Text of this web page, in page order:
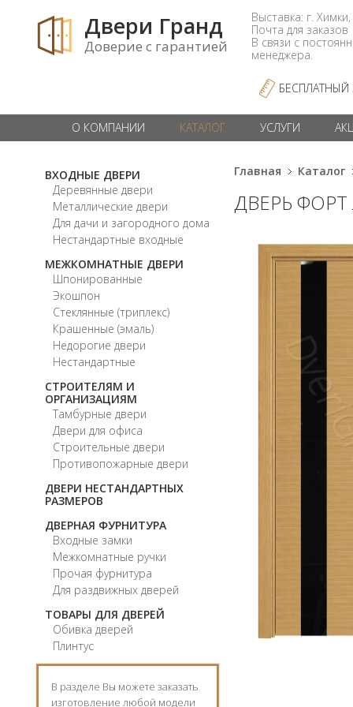
Двери Гранд
Доверие с гарантией
Выставка: г.
Почта для заказов
В связи с
менеджера.
БЕСПЛАТНЫЙ
О КОМПАНИИ КАТАЛОГ УСЛУГИ
ВХОДНЫЕ ДВЕРИ
Деревянные двери
Металлические двери
Для дачи и загородного дома
Нестандартные входные
МЕЖКОМНАТНЫЕ ДВЕРИ
Шпонированные
Экошпон
Стеклянные (триплекс)
Крашенные (эмаль)
Недорогие двери
Нестандартные
СТРОИТЕЛЯМ И
ОРГАНИЗАЦИЯМ
Тамбурные двери
Двери для офиса
Строительные двери
Противопожарные двери
ДВЕРИ НЕСТАНДАРТНЫХ
РАЗМЕРОВ
ДВЕРНАЯ ФУРНИТУРА
Входные замки
Межкомнатные ручки
Прочая фурнитура
Для раздвижных дверей
ТОВАРЫ ДЛЯ ДВЕРЕЙ
Обивка дверей
Плинтус
В разделе Вы можете заказать
изготовление любой модели
Главная Каталог
ДВЕРЬ